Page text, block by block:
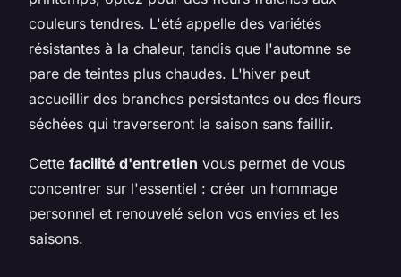
couleurs tendres. L'été appelle des variétés
résistantes à la chaleur, tandis que l'automne se
pare de teintes plus chaudes. L'hiver peut
accueillir des branches persistantes ou des fleurs
séchées qui traverseront la saison sans faillir.
Cette facilité d'entretien vous permet de vous
concentrer sur l'essentiel : créer un hommage
personnel et renouvelé selon vos envies et les
saisons.